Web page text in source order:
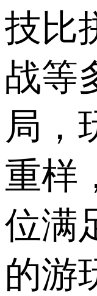
技比
战等
局，
重样
位满
的游